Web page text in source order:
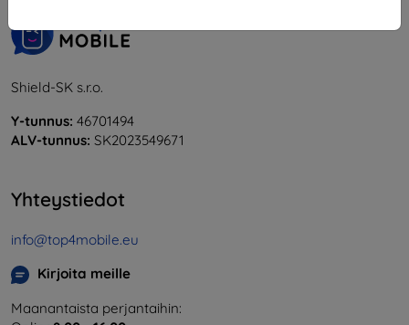
Shield-SK s.r.o.
Y-tunnus: 46701494
ALV-tunnus: SK2023549671
Yhteystiedot
info@top4mobile.eu
Kirjoita meille
Maanantaista perjantaihin: